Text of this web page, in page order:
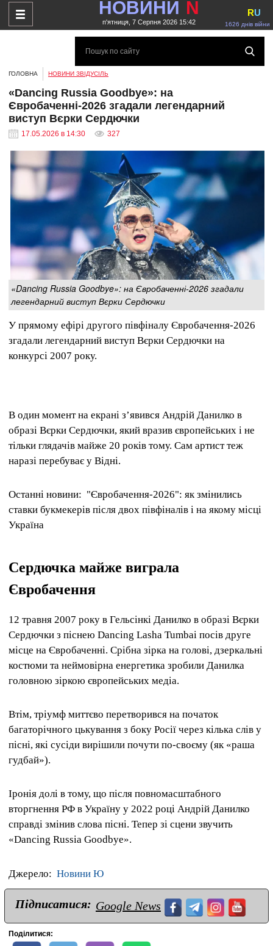
НОВИНИ N
п'ятниця, 7 Серпня 2026 15:42 1626 днів війни
RU
ГОЛОВНА НОВИНИ ЗВІДУСІЛЬ
«Dancing Russia Goodbye»: на
Євробаченні-2026 згадали легендарний
виступ Вєрки Сердючки
17.05.2026 в 14:30 327
«Dancing Russia Goodbye»: на Євробаченні-2026 згадали
легендарний виступ Вєрки Сердючки
У прямому ефірі другого півфіналу Євробачення-2026
згадали легендарний виступ Вєрки Сердючки на
конкурсі 2007 року.
В один момент на екрані зʼявився Андрій Данилко в
образі Вєрки Сердючки, який вразив європейських і не
тільки глядачів майже 20 років тому. Сам артист теж
наразі перебуває у Відні.
Останні новини: "Євробачення-2026": як змінились
ставки букмекерів після двох півфіналів і на якому місці
Україна
Сердючка майже виграла
Євробачення
12 травня 2007 року в Гельсінкі Данилко в образі Вєрки
Сердючки з піснею Dancing Lasha Tumbai посів друге
місце на Євробаченні. Срібна зірка на голові, дзеркальні
костюми та неймовірна енергетика зробили Данилка
головною зіркою європейських медіа.
Втім, тріумф миттєво перетворився на початок
багаторічного цькування з боку Росії через кілька слів у
пісні, які сусіди вирішили почути по-своєму (як «раша
гудбай»).
Іронія долі в тому, що після повномасштабного
вторгнення РФ в Україну у 2022 році Андрій Данилко
справді змінив слова пісні. Тепер зі сцени звучить
«Dancing Russia Goodbye».
Джерело: Новини Ю
Підписатися: Google News
Поділитися: